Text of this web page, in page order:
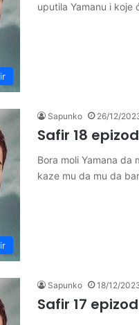
uputila Yamanu i
Sapunko 26/12/
Safir 18
Bora moli Yamana da
kaze mu da mu da
Sapunko 18/12/
Safir 17